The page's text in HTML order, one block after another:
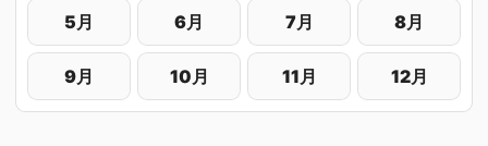
5月 6月 7月 8月
9月 10月 11月 12月